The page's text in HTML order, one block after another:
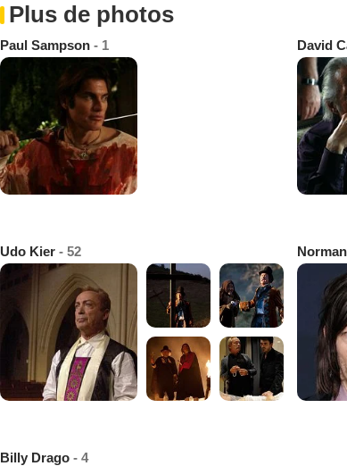
Plus de photos
Paul Sampson - 1 David
Udo Kier - 52
Billy Drago - 4